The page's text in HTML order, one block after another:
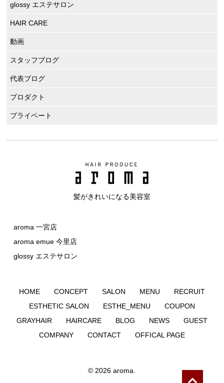
glossy エステサロン
HAIR CARE
動画
スタッフブログ
代表ブログ
プロダクト
プライベート
髪がきれいになる美容室
aroma 一宮店
aroma emue 今里店
glossy エステサロン
HOME CONCEPT SALON MENU
RECRUIT
ESTHETIC SALON
ESTHE_MENU
COUPON
GRAYHAIR
HAIRCARE BLOG NEWS
GUEST
COMPANY
CONTACT OFFICAL PAGE
©2026 aroma.